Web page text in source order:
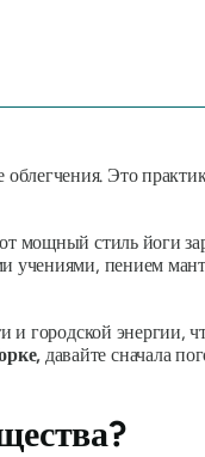
Это
мощный стиль йоги
учениями, пением
городской энергии,
давайте сначала